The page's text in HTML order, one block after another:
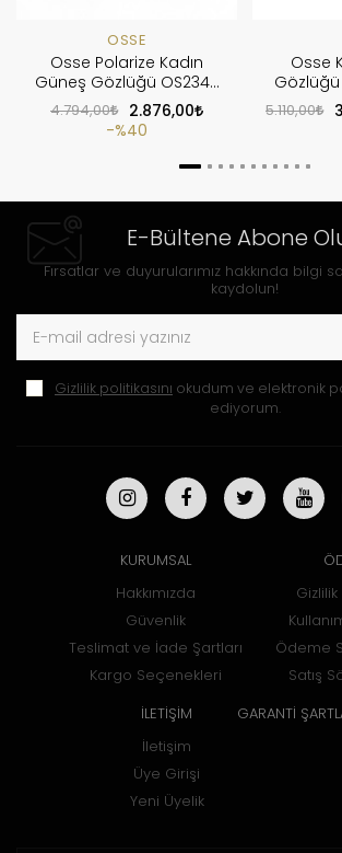
OSSE
Osse Polarize Kadın
Güneş Gözlüğü OS2348
C1
4.794,00
2.876,00
%40
Osse
Gözlüğü
5.110,00
E-Bültene Abone
Fırsatlar ve duyurularımız hakkında bilgi
kaydolun!
Gizlilik politikasını okudum ve elektronik
ediyorum.
KURUMSAL
Hakkımızda
Güvenlik
Teslimat ve İade Şartları
Kargo Seçenekleri
Gizlilik
Ödeme
Satış
İLETİŞİM
İletişim
Üye Girişi
Yeni Üyelik
GARANTİ